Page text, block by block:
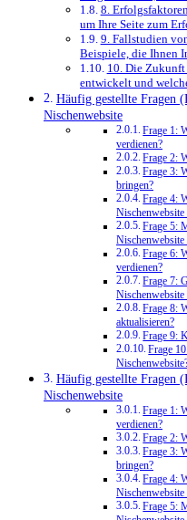
8.
um ‍Ihre Seite⁣ zum
9. Fallstudien⁣
Beispiele, ​die Ihnen
10. Die⁢ Zukunft
entwickelt und
Häufig gestellte Fragen
Nischenwebsite
Frage 1:
verdienen?
Frage 2:
Frage 3:
bringen?
Frage 4:
Nischenwebsite
Frage 5:
Nischenwebsite
Frage 6:
verdienen?
Frage 7:
Nischenwebsite
Frage 8:
aktualisieren?
Frage 9:
Frage
Häufig gestellte Fragen
Nischenwebsite
Frage 1:
verdienen?
Frage 2:
Frage 3:
bringen?
Frage 4:
Nischenwebsite
Frage 5: